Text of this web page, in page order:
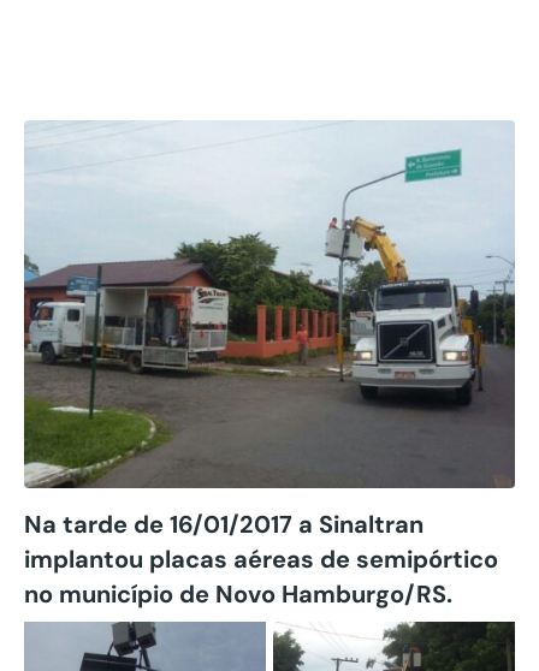
Na tarde de 16/01/2017 a Sinaltran
implantou placas aéreas de semipórtico
no município de Novo Hamburgo/RS.